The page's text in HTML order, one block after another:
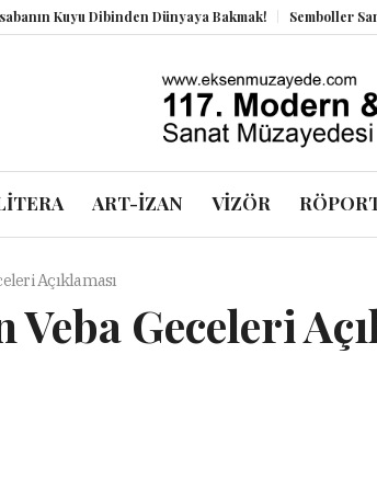
Kuyu Dibinden Dünyaya Bakmak! Semboller Sanık
ART-İZAN VİZÖR
Açıklaması
Geceleri